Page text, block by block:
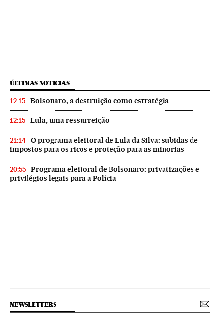
ÚLTIMAS NOTICIAS
12:15 Bolsonaro, a destruição como estratégia
12:15 Lula, uma ressurreição
21:14
O programa eleitoral de Lula da Silva: subidas de
impostos para os ricos e proteção para as minorias
20:55
Programa eleitoral de Bolsonaro: privatizações e
privilégios legais para a Polícia
NEWSLETTERS